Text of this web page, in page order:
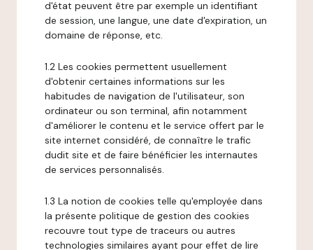
d'état peuvent être par exemple un identifiant
de session, une langue, une date d'expiration, un
domaine de réponse, etc.
1.2 Les cookies permettent usuellement
d'obtenir certaines informations sur les
habitudes de navigation de l'utilisateur, son
ordinateur ou son terminal, afin notamment
d'améliorer le contenu et le service offert par le
site internet considéré, de connaître le trafic
dudit site et de faire bénéficier les internautes
de services personnalisés.
1.3 La notion de cookies telle qu'employée dans
la présente politique de gestion des cookies
recouvre tout type de traceurs ou autres
technologies similaires ayant pour effet de lire